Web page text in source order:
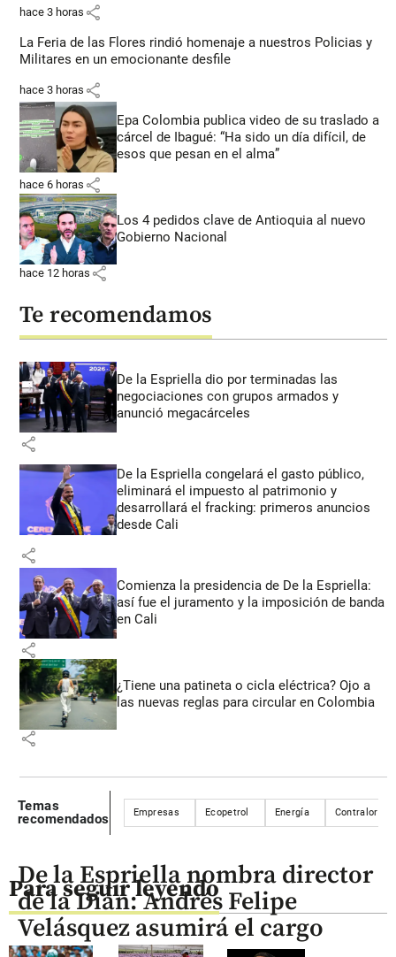
hace 3 horas share
La Feria de las Flores rindió homenaje a nuestros Policias y
Militares en un emocionante desfile
hace 3 horas share
Epa Colombia publica video de su traslado a
cárcel de Ibagué: “Ha sido un día difícil, de
esos que pesan en el alma”
hace 6 horas share
Los 4 pedidos clave de Antioquia al nuevo
Gobierno Nacional
hace 12 horas share
Te recomendamos
De la Espriella dio por terminadas las
negociaciones con grupos armados y
anunció megacárceles
share
De la Espriella congelará el gasto público,
eliminará el impuesto al patrimonio y
desarrollará el fracking: primeros anuncios
desde Cali
share
Comienza la presidencia de De la Espriella:
así fue el juramento y la imposición de banda
en Cali
share
¿Tiene una patineta o cicla eléctrica? Ojo a
las nuevas reglas para circular en Colombia
share
Temas
recomendados
Empresas Ecopetrol Energía Contraloría
Para seguir leyendo
De la Espriella nombra director
de la Dian: Andrés Felipe
Velásquez asumirá el cargo